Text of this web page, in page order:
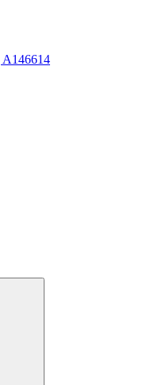
A146614